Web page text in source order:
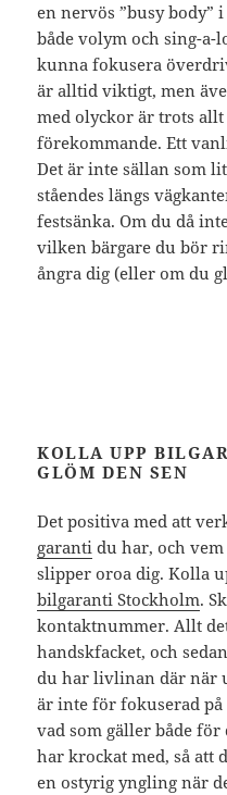
en nervös ”busy body”
både volym och sing-a-
kunna fokusera
är alltid viktigt, men
med olyckor är trots
förekommande. Ett
Det är inte sällan som
ståendes längs
festsänka. Om du då
vilken bärgare du bör
ångra dig (eller om du
KOLLA UPP
GLÖM DEN SEN
Det positiva med att
garanti du har, och
slipper oroa dig. Kolla
bilgaranti Stockholm.
kontaktnummer. Allt
handskfacket, och
du har livlinan där när
är inte för fokuserad på
vad som gäller både
har krockat med, så att
en ostyrig yngling när